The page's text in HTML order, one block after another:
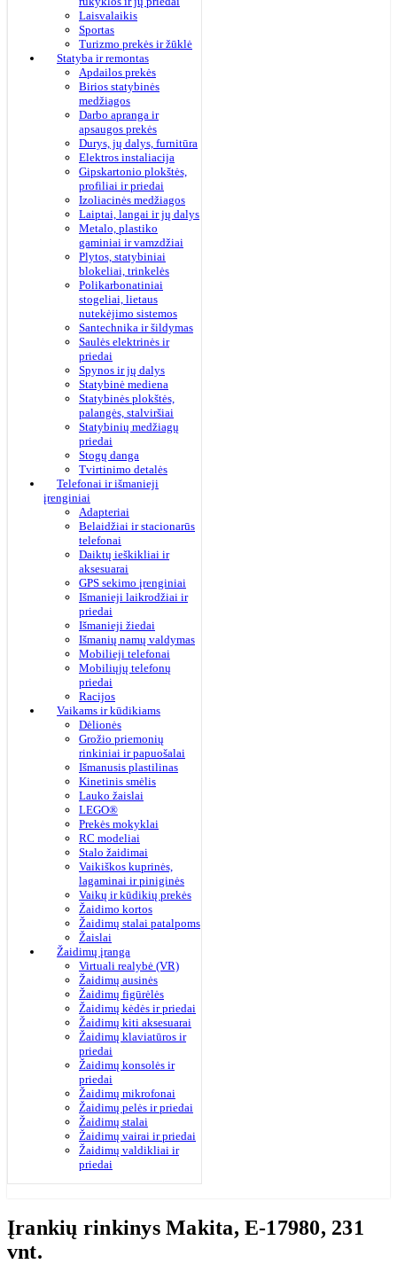
Laisvalaikis
Sportas
Turizmo prekės ir žūklė
Statyba ir remontas
Apdailos prekės
Birios statybinės
medžiagos
Darbo apranga ir
apsaugos prekės
Durys, jų dalys, furnitūra
Elektros instaliacija
Gipskartonio plokštės,
profiliai ir priedai
Izoliacinės medžiagos
Laiptai, langai ir jų dalys
Metalo, plastiko
gaminiai ir vamzdžiai
Plytos, statybiniai
blokeliai, trinkelės
Polikarbonatiniai
stogeliai, lietaus
nutekėjimo sistemos
Santechnika ir šildymas
Saulės elektrinės ir
priedai
Spynos ir jų dalys
Statybinė mediena
Statybinės plokštės,
palangės, stalviršiai
Statybinių medžiagų
priedai
Stogų danga
Tvirtinimo detalės
Telefonai ir išmanieji
įrenginiai
Adapteriai
Belaidžiai ir stacionarūs
telefonai
Daiktų ieškikliai ir
aksesuarai
GPS sekimo įrenginiai
Išmanieji laikrodžiai ir
priedai
Išmanieji žiedai
Išmanių namų valdymas
Mobilieji telefonai
Mobiliųjų telefonų
priedai
Racijos
Vaikams ir kūdikiams
Dėlionės
Grožio priemonių
rinkiniai ir papuošalai
Išmanusis plastilinas
Kinetinis smėlis
Lauko žaislai
LEGO®
Prekės mokyklai
RC modeliai
Stalo žaidimai
Vaikiškos kuprinės,
lagaminai ir piniginės
Vaikų ir kūdikių prekės
Žaidimo kortos
Žaidimų stalai patalpoms
Žaislai
Žaidimų įranga
Virtuali realybė (VR)
Žaidimų ausinės
Žaidimų figūrėlės
Žaidimų kėdės ir priedai
Žaidimų kiti aksesuarai
Žaidimų klaviatūros ir
priedai
Žaidimų konsolės ir
priedai
Žaidimų mikrofonai
Žaidimų pelės ir priedai
Žaidimų stalai
Žaidimų vairai ir priedai
Žaidimų valdikliai ir
priedai
Įrankių rinkinys Makita, E-17980, 231
vnt.